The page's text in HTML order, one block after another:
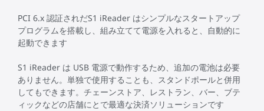
PCI 6.x 認証されだS1 iReader はシンプルなスタートアップ
プログラムを搭載し、組み立てて電源を入れると、自動的に
起動できます
S1 iReader は USB 電源で動作するため、追加の電池は必要
ありません。単独で使用することも、スタンドポールと併用
してもできます。チェーンストア、レストラン、バー、ブテ
ィックなどの店舗にとで最適な決済ソリューションです